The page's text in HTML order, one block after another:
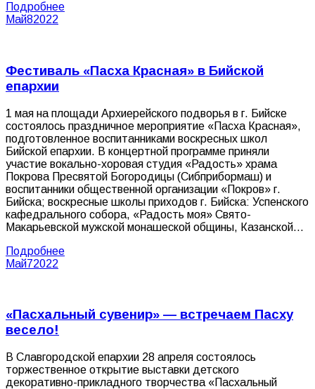
Подробнее
Май82022
Фестиваль «Пасха Красная» в Бийской
епархии
1 мая на площади Архиерейского подворья в г. Бийске
состоялось праздничное мероприятие «Пасха Красная»,
подготовленное воспитанниками воскресных школ
Бийской епархии. В концертной программе приняли
участие вокально-хоровая студия «Радость» храма
Покрова Пресвятой Богородицы (Сибприбормаш) и
воспитанники общественной организации «Покров» г.
Бийска; воскресные школы приходов г. Бийска: Успенского
кафедрального собора, «Радость моя» Свято-
Макарьевской мужской монашеской общины, Казанской…
Подробнее
Май72022
«Пасхальный сувенир» — встречаем Пасху
весело!
В Славгородской епархии 28 апреля состоялось
торжественное открытие выставки детского
декоративно-прикладного творчества «Пасхальный